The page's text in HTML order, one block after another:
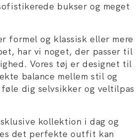
bukser og meget
formel og klassisk eller mere
har vi noget, der passer til
Vores tøj er designet til
balance mellem stil og
dig selvsikker og veltilpas
kollektion i dag og
det perfekte outfit kan